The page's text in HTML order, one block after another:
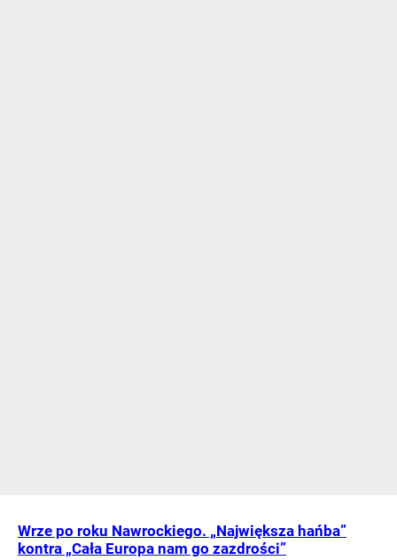
Wrze po roku Nawrockiego. „Największa hańba”
kontra „Cała Europa nam go zazdrości”